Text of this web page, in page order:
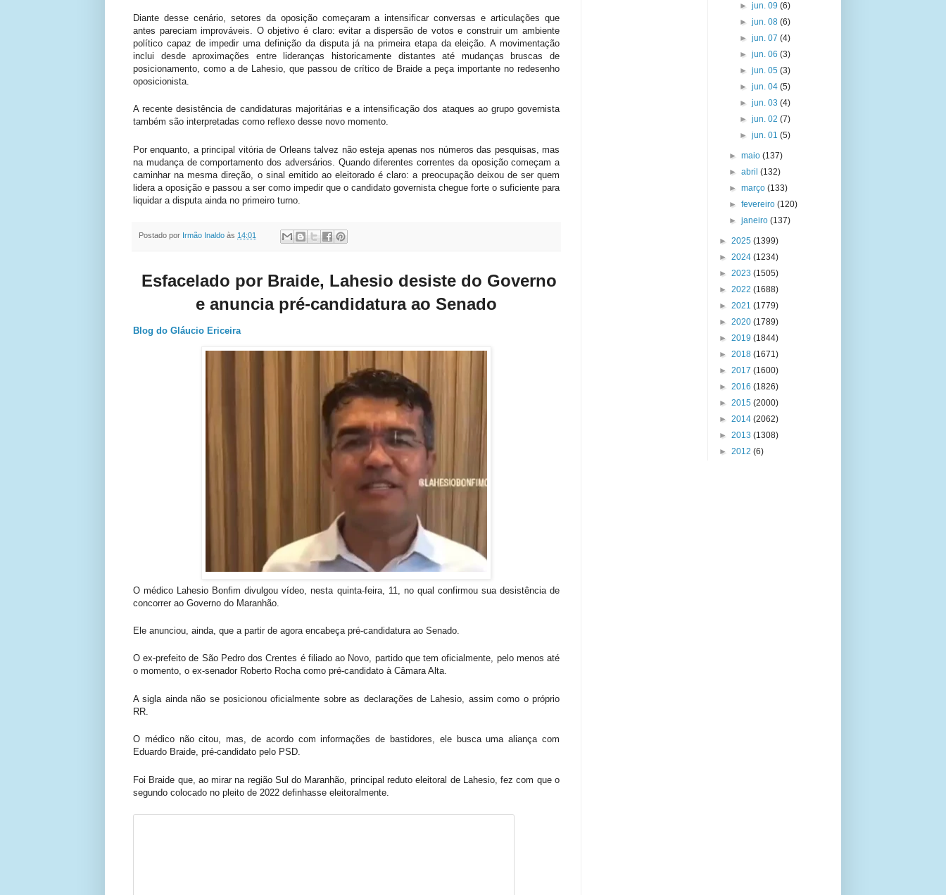
Diante desse cenário, setores da oposição começaram a intensificar conversas e articulações que
antes pareciam improváveis. O objetivo é claro: evitar a dispersão de votos e construir um ambiente
político capaz de impedir uma definição da disputa já na primeira etapa da eleição. A movimentação
inclui desde aproximações entre lideranças historicamente distantes até mudanças bruscas de
posicionamento, como a de Lahesio, que passou de crítico de Braide a peça importante no redesenho
oposicionista.
A recente desistência de candidaturas majoritárias e a intensificação dos ataques ao grupo governista
também são interpretadas como reflexo desse novo momento.
Por enquanto, a principal vitória de Orleans talvez não esteja apenas nos números das pesquisas, mas
na mudança de comportamento dos adversários. Quando diferentes correntes da oposição começam a
caminhar na mesma direção, o sinal emitido ao eleitorado é claro: a preocupação deixou de ser quem
lidera a oposição e passou a ser como impedir que o candidato governista chegue forte o suficiente para
liquidar a disputa ainda no primeiro turno.
Postado por Irmão Inaldo às 14:01
Esfacelado por Braide, Lahesio desiste do Governo
e anuncia pré-candidatura ao Senado
Blog do Gláucio Ericeira
O médico Lahesio Bonfim divulgou vídeo, nesta quinta-feira, 11, no qual confirmou sua desistência de
concorrer ao Governo do Maranhão.
Ele anunciou, ainda, que a partir de agora encabeça pré-candidatura ao Senado.
O ex-prefeito de São Pedro dos Crentes é filiado ao Novo, partido que tem oficialmente, pelo menos até
o momento, o ex-senador Roberto Rocha como pré-candidato à Câmara Alta.
A sigla ainda não se posicionou oficialmente sobre as declarações de Lahesio, assim como o próprio
RR.
O médico não citou, mas, de acordo com informações de bastidores, ele busca uma aliança com
Eduardo Braide, pré-candidato pelo PSD.
Foi Braide que, ao mirar na região Sul do Maranhão, principal reduto eleitoral de Lahesio, fez com que o
segundo colocado no pleito de 2022 definhasse eleitoralmente.
► jun. 09 (6)
► jun. 08 (6)
► jun. 07 (4)
► jun. 06 (3)
► jun. 05 (3)
► jun. 04 (5)
► jun. 03 (4)
► jun. 02 (7)
► jun. 01 (5)
►maio(137)
►abril(132)
►março(133)
►fevereiro(120)
►janeiro(137)
► 2025 (1399)
► 2024 (1234)
► 2023 (1505)
► 2022 (1688)
► 2021 (1779)
► 2020 (1789)
► 2019 (1844)
► 2018 (1671)
► 2017 (1600)
► 2016 (1826)
► 2015 (2000)
► 2014 (2062)
► 2013 (1308)
► 2012 (6)